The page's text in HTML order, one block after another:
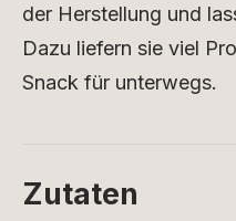
der Herstellung und
Dazu liefern sie viel
Snack für unterwegs.
Zutaten